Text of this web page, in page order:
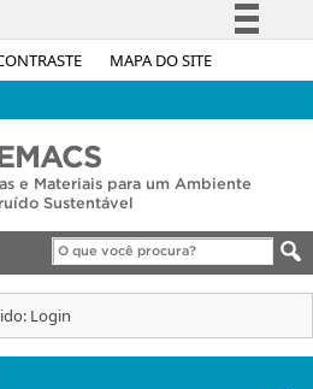
MAPA DO SITE
Simplifique!
Acesso à informação
Legislação
Canais
e Materiais para um Ambiente
Sustentável
Login